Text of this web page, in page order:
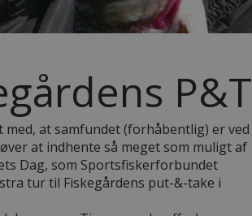
P&T
med, at samfundet (forhåbentlig) er ved
at indhente så meget som muligt af
Dag, som Sportsfiskerforbundet
tur til Fiskegårdens put-&-take i